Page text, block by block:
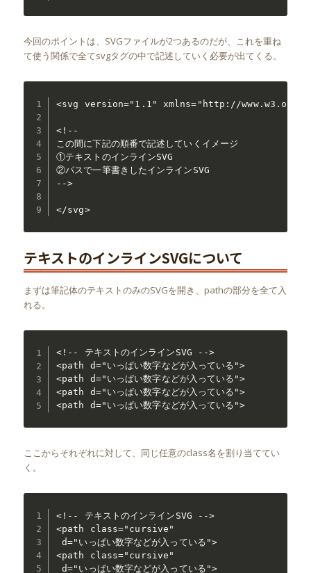
今回のポイントは、SVGファイルが2つあるのだが、これを重ね
て使う関係で全てsvgタグの中で記述していく必要が出てくる。
<svg version="1.1" xmlns="http://www.w3.org/
<!--
この間に下記の順番で記述していくイメージ
①テキストのインラインSVG
②パスで一筆書きしたインラインSVG
-->
</svg>
テキストのインラインSVGについて
まずは筆記体のテキストのみのSVGを開き、pathの部分を全て入
れる。
<!-- テキストのインラインSVG -->
<path d="いっぱい数字などが入っている">
<path d="いっぱい数字などが入っている">
<path d="いっぱい数字などが入っている">
<path d="いっぱい数字などが入っている">
ここからそれぞれに対して、同じ任意のclass名を割り当ててい
く。
<!-- テキストのインラインSVG -->
<path class="cursive"
d="いっぱい数字などが入っている">
<path class="cursive"
d="いっぱい数字などが入っている">